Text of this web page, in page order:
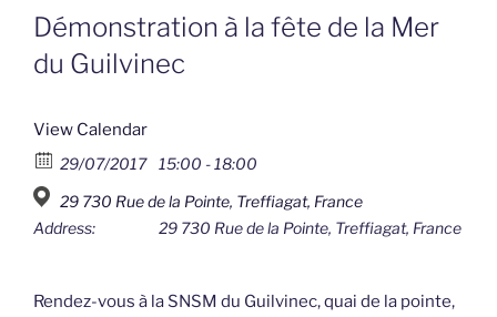
Démonstration à la fête de la Mer
du Guilvinec
View Calendar
29/07/2017
15:00 - 18:00
29 730 Rue de la Pointe, Treffiagat, France
Address:
29 730 Rue de la Pointe, Treffiagat, France
Rendez-vous à la SNSM du Guilvinec, quai de la pointe,